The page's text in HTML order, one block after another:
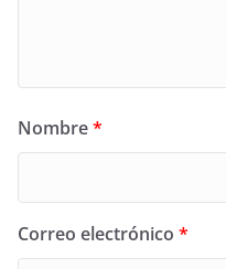
Nombre*
Correo electrónico *